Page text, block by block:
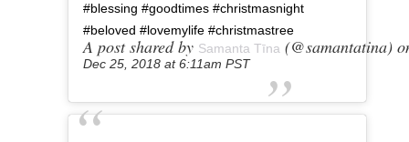
#blessing #goodtimes #christmasnight
#beloved #lovemylife #christmastree
A post shared by Samanta Tīna (@samantatina)
Dec 25, 2018 at 6:11am PST